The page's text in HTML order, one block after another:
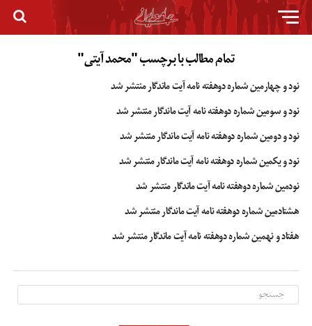
تمام مطالب با برچسب "محمد آیتی"
نود و چهارمین شماره دوهفته نامه آیت ماندگار منتشر شد
نود و سومین شماره دوهفته نامه آیت ماندگار منتشر شد
نود و دومین شماره دوهفته نامه آیت ماندگار منتشر شد
نود و یکمین شماره دوهفته نامه آیت ماندگار منتشر شد
نودمین شماره دوهفته نامه آیت ماندگار منتشر شد
هشتادمین شماره دوهفته نامه آیت ماندگار منتشر شد
هفتاد و نهمین شماره دوهفته نامه آیت ماندگار منتشر شد